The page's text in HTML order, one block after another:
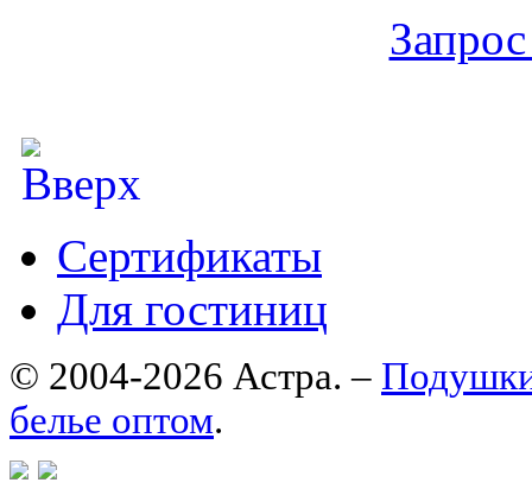
Сертификаты
Для гостиниц
© 2004-2026 Астра. –
белье оптом.